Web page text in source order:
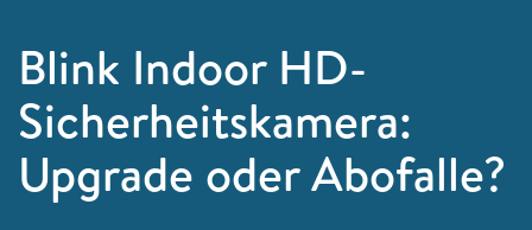
Blink Indoor HD-
Sicherheitskamera:
Upgrade oder Abofalle?